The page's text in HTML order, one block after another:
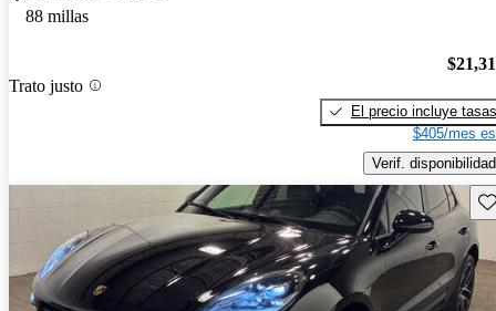
88 millas
Trato justo
El precio incluye tasas
$405/mes
Verif. disponibilidad